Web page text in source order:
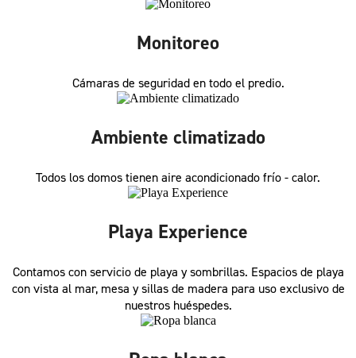
Monitoreo
Cámaras de seguridad en todo el predio.
Ambiente climatizado
Todos los domos tienen aire acondicionado frío - calor.
Playa Experience
Contamos con servicio de playa y sombrillas. Espacios de playa
con vista al mar, mesa y sillas de madera para uso exclusivo de
nuestros huéspedes.